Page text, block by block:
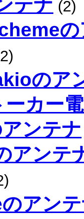
テナ (2)
の
のア
カー
ンテナ
アンテ
アン